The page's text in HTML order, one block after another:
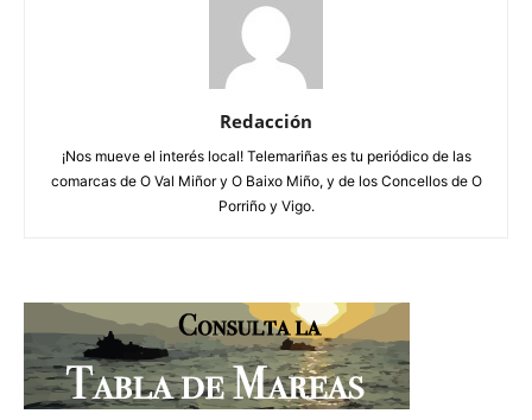
Redacción
¡Nos mueve el interés local! Telemariñas es tu periódico de las
comarcas de O Val Miñor y O Baixo Miño, y de los Concellos de O
Porriño y Vigo.